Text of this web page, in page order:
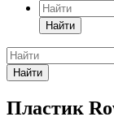
Найти
Найти
Пластик